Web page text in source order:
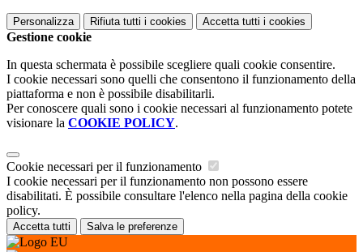
Personalizza Rifiuta tutti i cookies Accetta tutti i cookies
Gestione cookie
In questa schermata è possibile scegliere quali cookie consentire.
I cookie necessari sono quelli che consentono il funzionamento della
piattaforma e non è possibile disabilitarli.
Per conoscere quali sono i cookie necessari al funzionamento potete
visionare la COOKIE POLICY.
Cookie necessari per il funzionamento
I cookie necessari per il funzionamento non possono essere
disabilitati. È possibile consultare l'elenco nella pagina della cookie
policy.
Accetta tutti Salva le preferenze